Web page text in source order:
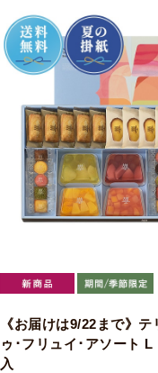
《お届けは9/22まで》テ
ゥ･フリュイ･アソート
入